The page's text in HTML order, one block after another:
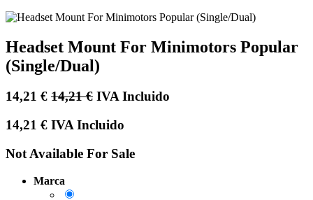
Headset Mount For Minimotors Popular
(Single/Dual)
14,21 € 14,21€ IVA Incluido
14,21 € IVA Incluido
Not Available For Sale
Marca